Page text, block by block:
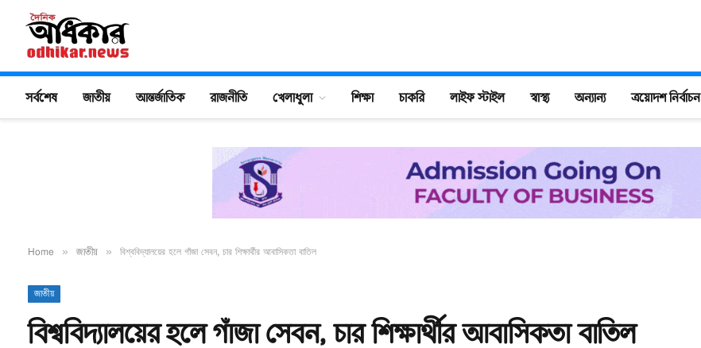
সর্বশেষ জাতীয় আন্তর্জাতিক রাজনীতি খেলাধুলা শিক্ষা চাকরি লাইফ স্টাইল স্বাস্থ্য অন্যান্য ত্রয়োদশ নির্বাচন
Home » জাতীয় » বিশ্ববিদ্যালয়ের হলে গাঁজা সেবন, চার শিক্ষার্থীর আবাসিকতা বাতিল
জাতীয়
বিশ্ববিদ্যালয়ের হলে গাঁজা সেবন, চার শিক্ষার্থীর আবাসিকতা বাতিল